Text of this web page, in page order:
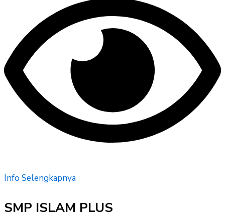
Info Selengkapnya
SMP ISLAM PLUS